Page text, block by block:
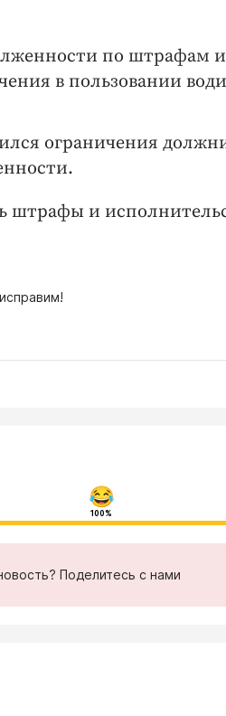
по штрафам
в пользовании
ограничения
штрафы и
100%
Поделитесь с нами